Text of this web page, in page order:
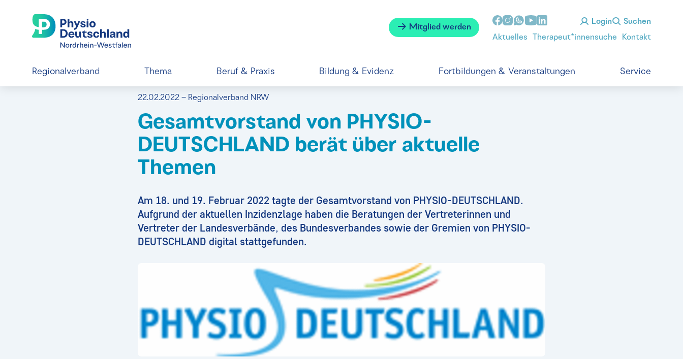
Mitglied werden
Login Suchen
Aktuelles Therapeut*innensuche Kontakt
Regionalverband Thema Beruf & Praxis Bildung & Evidenz Fortbildungen & Veranstaltungen Service
22.02.2022 – Regionalverband NRW
Gesamtvorstand von PHYSIO-
DEUTSCHLAND berät über aktuelle
Themen
Am 18. und 19. Februar 2022 tagte der Gesamtvorstand von PHYSIO-DEUTSCHLAND.
Aufgrund der aktuellen Inzidenzlage haben die Beratungen der Vertreterinnen und
Vertreter der Landesverbände, des Bundesverbandes sowie der Gremien von PHYSIO-
DEUTSCHLAND digital stattgefunden.